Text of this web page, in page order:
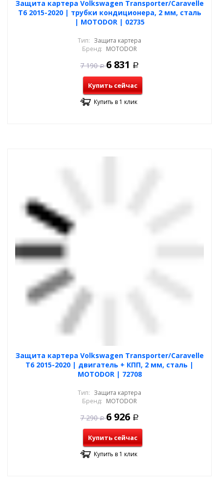
Защита картера Volkswagen Transporter/Caravelle
T6 2015-2020 | трубки кондиционера, 2 мм, сталь
| MOTODOR | 02735
Тип: Защита картера
Бренд: MOTODOR
7 190 Р 6 831 Р
Купить сейчас
Купить в 1 клик
Защита картера Volkswagen Transporter/Caravelle
T6 2015-2020 | двигатель + КПП, 2 мм, сталь |
MOTODOR | 72708
Тип: Защита картера
Бренд: MOTODOR
7 290 Р 6 926 Р
Купить сейчас
Купить в 1 клик